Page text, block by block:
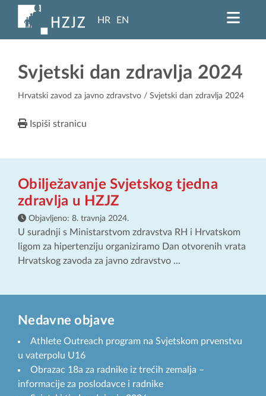
HR EN
Svjetski dan zdravlja 2024
Hrvatski zavod za javno zdravstvo / Svjetski dan zdravlja 2024
Ispiši stranicu
Obilježavanje Svjetskog tjedna
zdravlja u HZJZ
Objavljeno: 8. travnja 2024.
U suradnji s Ministarstvom zdravstva RH i Hrvatskom
ligom za hipertenziju organiziramo Dan otvorenih vrata
Hrvatskog zavoda za javno zdravstvo ...
Nedavne objave
Athlete Outreach program na Svjetskom prvenstvu
u vaterpolu U16
Obrazac 18a za radnike iz trećih zemalja –
informacije za poslodavce i radnike